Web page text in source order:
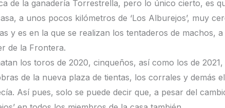
de la ganadería Torrestrella, pero lo único cierto, es
a unos pocos kilómetros de ‘Los Alburejos’, muy
y es en la que se realizan los tentaderos de machos,
de la Frontera.
los toros de 2020, cinqueños, así como los de
de la nueva plaza de tientas, los corrales y demás
Así pues, solo se puede decir que, a pesar del